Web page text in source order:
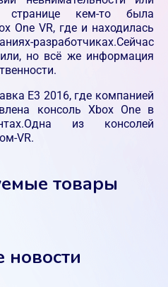
странице кем-то была
One VR, где и находилась
разработчиках.Сейчас
но всё же информация
Е3 2016, где компанией
консоль Xbox One в
из консолей
VR.
товары
новости